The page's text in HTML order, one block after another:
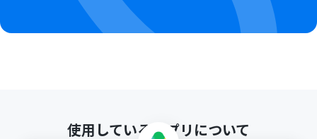
使用しているアプリについて